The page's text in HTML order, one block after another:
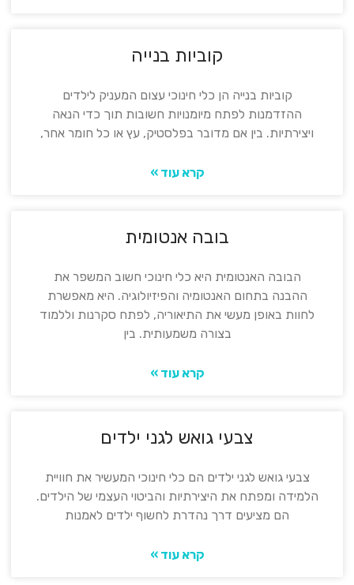
קוביות בנייה
קוביות בנייה הן כלי חינוכי עצום המעניק לילדים
ההזדמנות לפתח מיומנויות חשובות תוך כדי הנאה
ויצירתיות. בין אם מדובר בפלסטיק, עץ או כל חומר אחר,
קרא עוד »
בובה אנטומית
הבובה האנטומית היא כלי חינוכי חשוב המשפר את
ההבנה בתחום האנטומיה והפיזיולוגיה. היא מאפשרת
לחוות באופן מעשי את התיאוריה, לפתח סקרנות וללמוד
בצורה משמעותית. בין
קרא עוד »
צבעי גואש לגני ילדים
צבעי גואש לגני ילדים הם כלי חינוכי המעשיר את חוויית
הלמידה ומפתח את היצירתיות והביטוי העצמי של הילדים.
הם מציעים דרך נהדרת לחשוף ילדים לאמנות
קרא עוד »